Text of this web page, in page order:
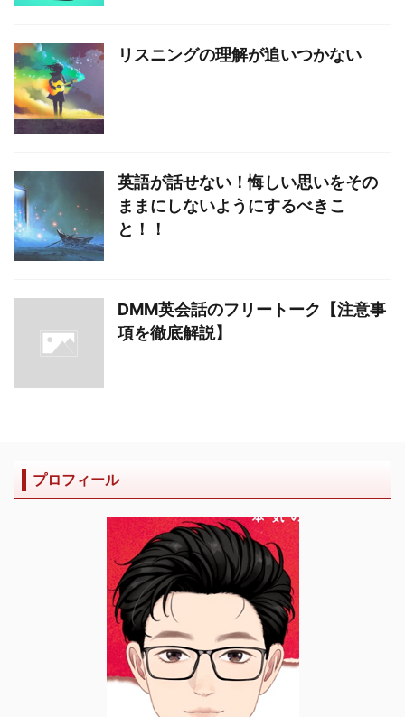
リスニングの理解が追いつかない
英語が話せない！悔しい思いをその
ままにしないようにするべきこ
と！！
DMM英会話のフリートーク【注意事
項を徹底解説】
プロフィール